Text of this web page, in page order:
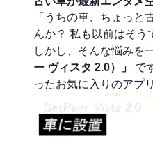
「うちの車、ちょっ
んか？ 私も以前はそう
しかし、そんな悩みを
ー ヴィスタ 2.0）」
で
ったお気に入りのアプ